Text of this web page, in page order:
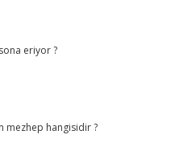
eriyor ?
mezhep hangisidir ?